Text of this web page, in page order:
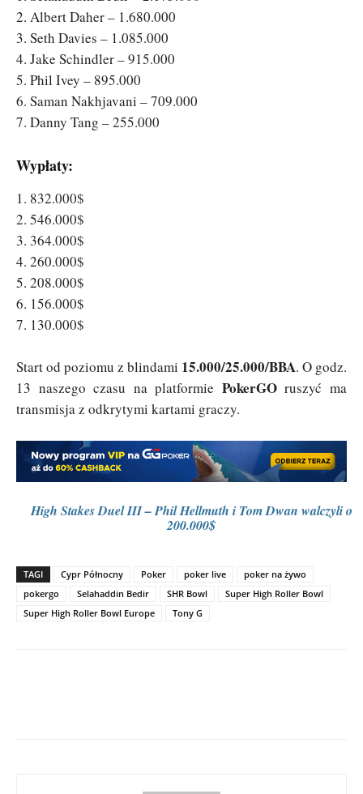
2. Albert Daher – 1.680.000
3. Seth Davies – 1.085.000
4. Jake Schindler – 915.000
5. Phil Ivey – 895.000
6. Saman Nakhjavani – 709.000
7. Danny Tang – 255.000
Wypłaty:
1. 832.000$
2. 546.000$
3. 364.000$
4. 260.000$
5. 208.000$
6. 156.000$
7. 130.000$
Start od poziomu z blindami 15.000/25.000/BBA. O godz.
13 naszego czasu na platformie PokerGOruszyć ma
transmisja z odkrytymi kartami graczy.
High Stakes Duel III – Phil Hellmuth i Tom Dwan walczyli o
200.000$
TAGI Cypr Północny Poker poker live
poker na żywo
pokergo
Selahaddin Bedir SHR Bowl
Super High Roller Bowl
Super High Roller Bowl Europe
Tony G